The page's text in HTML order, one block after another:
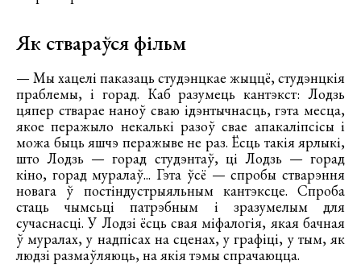
Як ствараўся фільм
— Мы хацелі паказаць студэнцкае жыццё, студэнцкія
праблемы, і горад. Каб разумець кантэкст: Лодзь
цяпер стварае наноў сваю ідэнтычнасць, гэта месца,
якое перажыло некалькі разоў свае апакаліпсісы і
можа быць яшчэ перажыве не раз. Ёсць такія ярлыкі,
што Лодзь — горад студэнтаў, ці Лодзь — горад
кіно, горад муралаў... Гэта ўсё — спробы стварэння
новага ў постіндустрыяльным кантэксце. Спроба
стаць чымсьці патрэбным і зразумелым для
сучаснасці. У Лодзі ёсць свая міфалогія, якая бачная
ў муралах, у надпісах на сценах, у графіці, у тым, як
людзі размаўляюць, на якія тэмы спрачаюцца.